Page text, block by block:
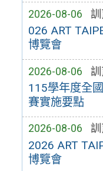
2026-08-06 訓
026 ART
博覽會
2026-08-06 訓
115學年度全
賽實施要點
2026-08-06 訓
2026 ART
博覽會